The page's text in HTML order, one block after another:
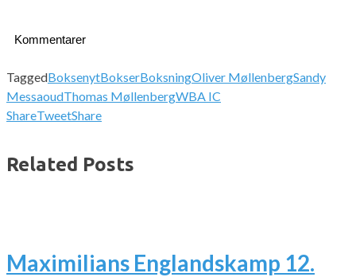
Kommentarer
TaggedBoksenytBokserBoksningOliver MøllenbergSandy
MessaoudThomas MøllenbergWBA IC
ShareTweetShare
Related Posts
Maximilians Englandskamp 12.